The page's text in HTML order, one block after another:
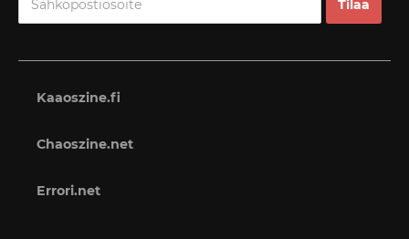
Kaaoszine.fi
Chaoszine.net
Errori.net